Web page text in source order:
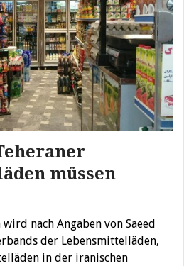
müssen
nach Angaben von Saeed
der Lebensmittelläden,
in der iranischen